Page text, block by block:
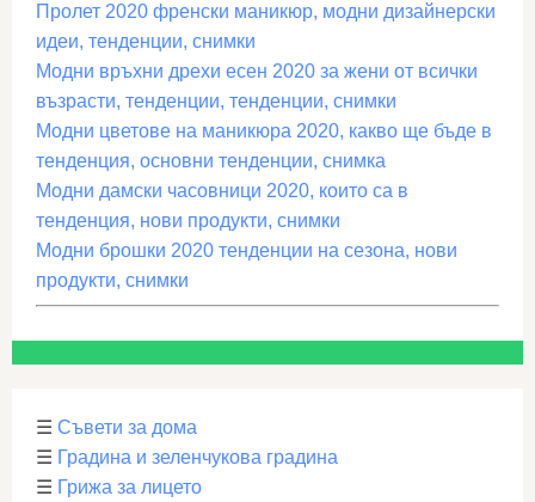
Пролет 2020 френски маникюр, модни дизайнерски
идеи, тенденции, снимки
Модни връхни дрехи есен 2020 за жени от всички
възрасти, тенденции, тенденции, снимки
Модни цветове на маникюра 2020, какво ще бъде в
тенденция, основни тенденции, снимка
Модни дамски часовници 2020, които са в
тенденция, нови продукти, снимки
Модни брошки 2020 тенденции на сезона, нови
продукти, снимки
☰ Съвети за дома
☰ Градина и зеленчукова градина
☰ Грижа за лицето